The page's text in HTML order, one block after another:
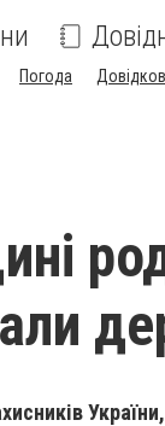
Погода